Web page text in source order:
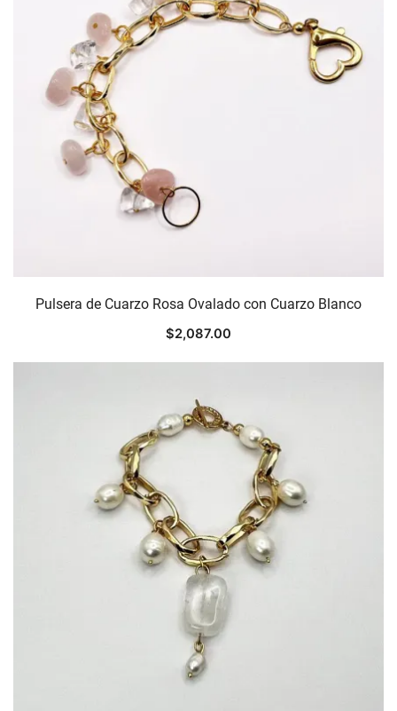
Pulsera de Cuarzo Rosa Ovalado con Cuarzo Blanco
$2,087.00